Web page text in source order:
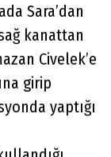
Sara’dan
kanattan
Civelek’e
girip
yaptığı